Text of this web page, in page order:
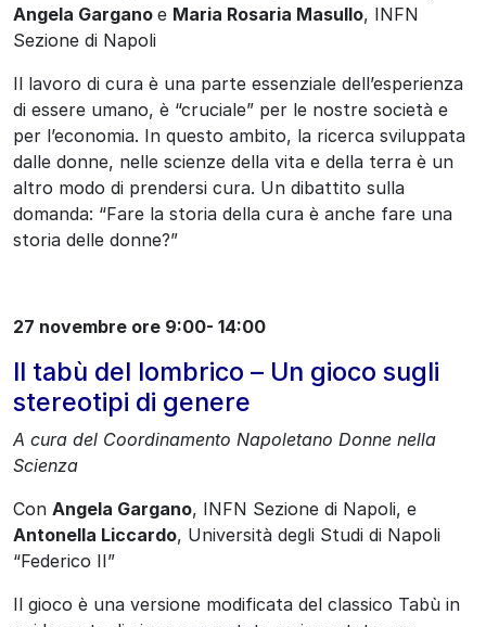
Angela Gargano e Maria Rosaria Masullo, INFN
Sezione di Napoli
Il lavoro di cura è una parte essenziale dell’esperienza
di essere umano, è “cruciale” per le nostre società e
per l’economia. In questo ambito, la ricerca sviluppata
dalle donne, nelle scienze della vita e della terra è un
altro modo di prendersi cura. Un dibattito sulla
domanda: “Fare la storia della cura è anche fare una
storia delle donne?”
27 novembre ore 9:00- 14:00
Il tabù del lombrico – Un gioco sugli
stereotipi di genere
A cura del Coordinamento Napoletano Donne nella
Scienza
Con Angela Gargano, INFN Sezione di Napoli, e
Antonella Liccardo, Università degli Studi di Napoli
“Federico II”
Il gioco è una versione modificata del classico Tabù in